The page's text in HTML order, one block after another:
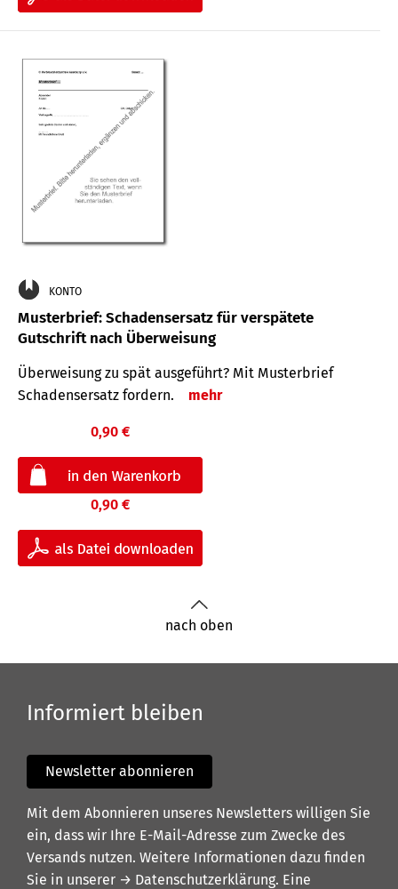
KONTO
Musterbrief: Schadensersatz für verspätete
Gutschrift nach Überweisung
Überweisung zu spät ausgeführt? Mit Musterbrief
Schadensersatz fordern.
mehr
0,90 €
0,90 €
nach oben
Informiert bleiben
Newsletter abonnieren
Mit dem Abonnieren unseres Newsletters willigen Sie
ein, dass wir Ihre E-Mail-Adresse zum Zwecke des
Versands nutzen. Weitere Informationen dazu finden
Sie in unserer → Datenschutzerklärung. Eine